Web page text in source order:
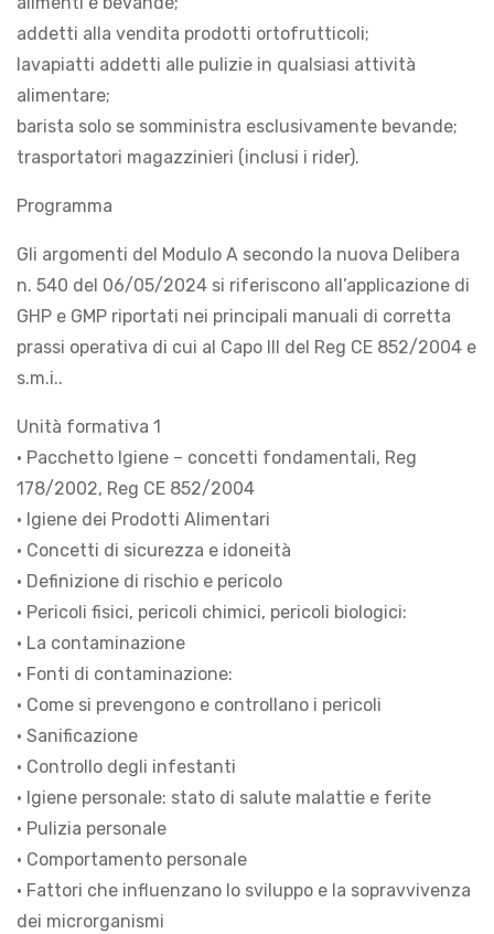
addetti alla vendita prodotti ortofrutticoli;
lavapiatti addetti alle pulizie in qualsiasi attività
alimentare;
barista solo se somministra esclusivamente bevande;
trasportatori magazzinieri (inclusi i rider).
Programma
Gli argomenti del Modulo A secondo la nuova Delibera
n. 540 del 06/05/2024 si riferiscono all’applicazione di
GHP e GMP riportati nei principali manuali di corretta
prassi operativa di cui al Capo III del Reg CE 852/2004 e
s.m.i..
Unità formativa 1
• Pacchetto Igiene – concetti fondamentali, Reg
178/2002, Reg CE 852/2004
• Igiene dei Prodotti Alimentari
• Concetti di sicurezza e idoneità
• Definizione di rischio e pericolo
• Pericoli fisici, pericoli chimici, pericoli biologici:
• La contaminazione
• Fonti di contaminazione:
• Come si prevengono e controllano i pericoli
• Sanificazione
• Controllo degli infestanti
• Igiene personale: stato di salute malattie e ferite
• Pulizia personale
• Comportamento personale
• Fattori che influenzano lo sviluppo e la sopravvivenza
dei microrganismi